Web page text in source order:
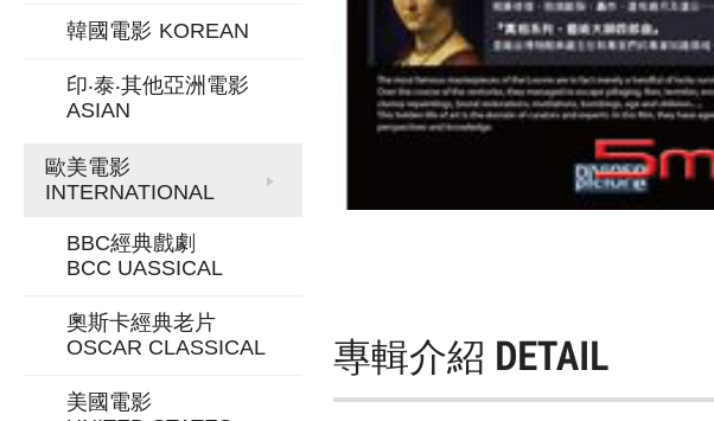
韓國電影 KOREAN
印‧泰‧其他亞洲電影
ASIAN
歐美電影
INTERNATIONAL
BBC經典戲劇
BCC UASSICAL
奧斯卡經典老片
OSCAR CLASSICAL
美國電影
專輯介紹 DETAIL